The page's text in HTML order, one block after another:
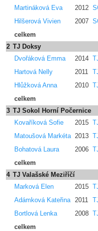
Martináková Eva
2012
Hilšerová Vivien
2007
celkem
2 TJ Doksy
Dvořáková Emma
2014
Hartová Nelly
2011
Hlůžková Anna
2010
celkem
3 TJ Sokol Horní Počernice
Kovaříková Sofie
2015
Matoušová Markéta 2013
Bohatová Laura
2006
celkem
4 TJ Valašské Meziříčí
Marková Elen
2015
Adámková Kateřina 2011
Bortlová Lenka
2008
celkem